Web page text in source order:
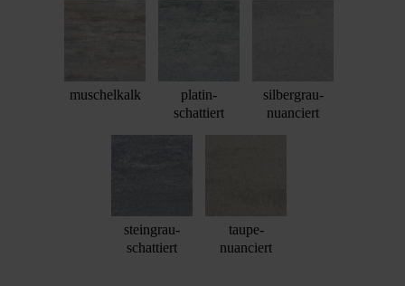
muschelkalk
platin-
schattiert
silbergrau-
nuanciert
steingrau-
schattiert
taupe-
nuanciert